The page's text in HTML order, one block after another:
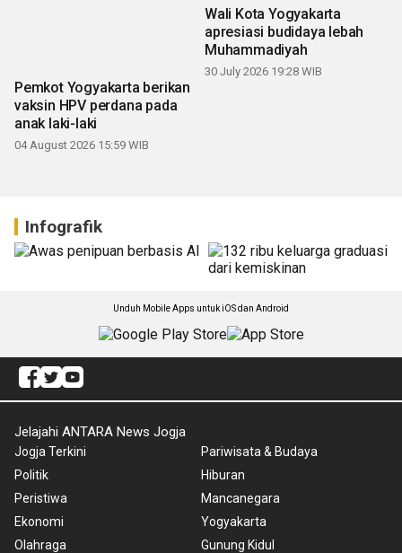
Pemkot Yogyakarta berikan
vaksin HPV perdana pada
04 August 2026 15:59 WIB
Infografik